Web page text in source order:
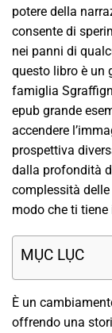
potere della
consente di
nei panni di
questo libro è un
famiglia
epub grande
accendere
prospettiva
dalla profondità
complessità
modo che ti
MỤC LỤC
È un
offrendo una